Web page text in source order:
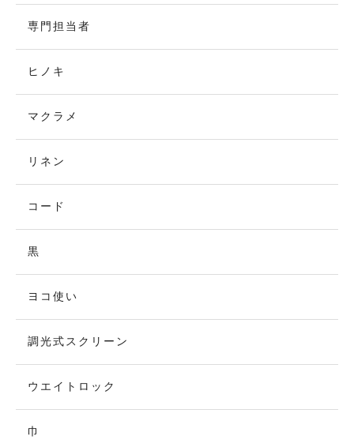
専門担当者
ヒノキ
マクラメ
リネン
コード
黒
ヨコ使い
調光式スクリーン
ウエイトロック
巾